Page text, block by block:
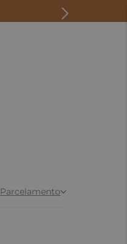
Parcelamento